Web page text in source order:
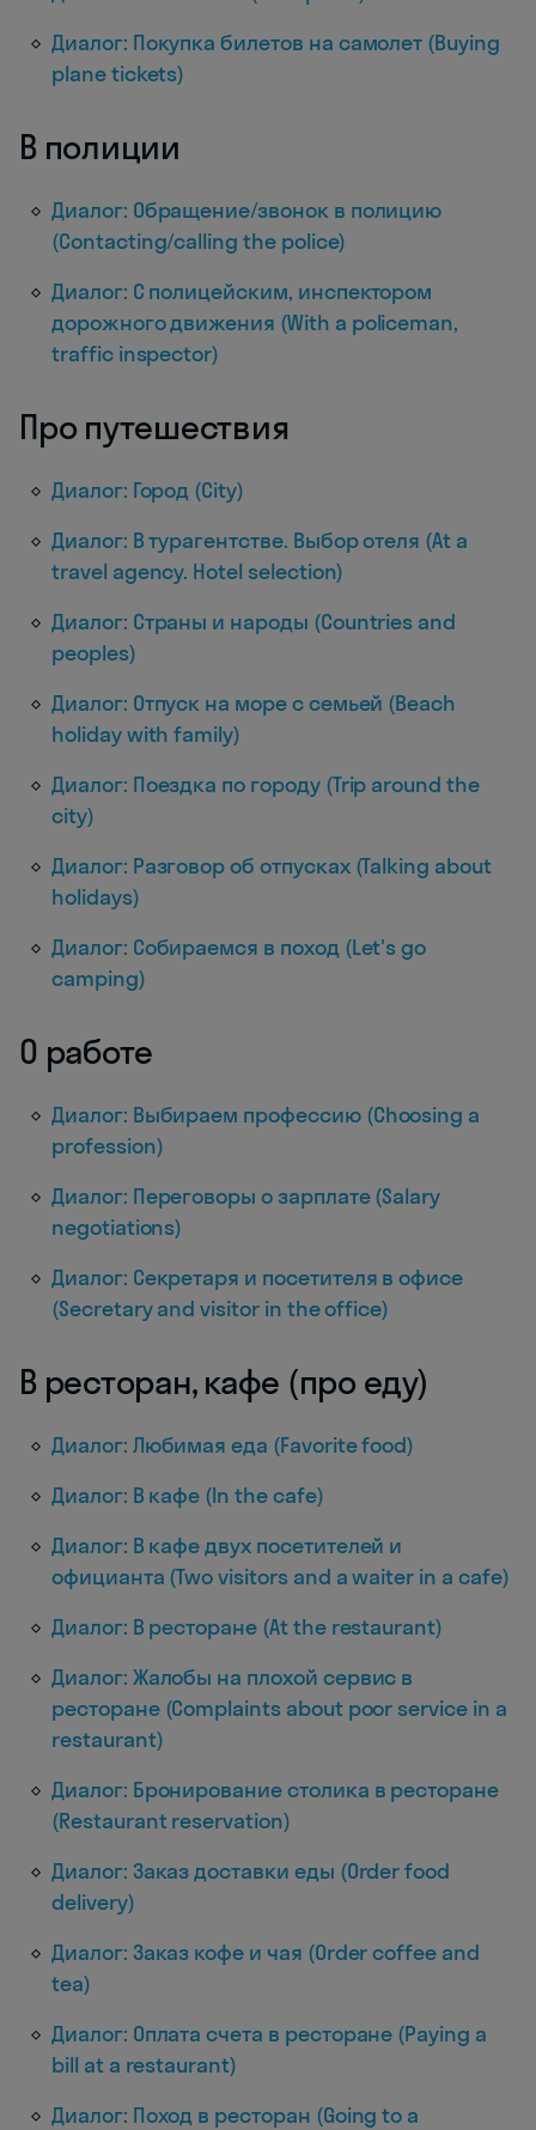
Диалог: Покупка билетов на самолет (Buying
plane tickets)
В полиции
Диалог: Обращение/звонок в полицию
(Contacting/calling the police)
Диалог: С полицейским, инспектором
дорожного движения (With a policeman,
traffic inspector)
Про путешествия
Диалог: Город (City)
Диалог: В турагентстве. Выбор отеля (At a
travel agency. Hotel selection)
Диалог: Страны и народы (Countries and
peoples)
Диалог: Отпуск на море с семьей (Beach
holiday with family)
Диалог: Поездка по городу (Trip around the
city)
Диалог: Разговор об отпусках (Talking about
holidays)
Диалог: Собираемся в поход (Let's go
camping)
О работе
Диалог: Выбираем профессию (Choosing a
profession)
Диалог: Переговоры о зарплате (Salary
negotiations)
Диалог: Секретаря и посетителя в офисе
(Secretary and visitor in the office)
В ресторан, кафе (про еду)
Диалог: Любимая еда (Favorite food)
Диалог: В кафе (In the cafe)
Диалог: В кафе двух посетителей и
официанта (Two visitors and a waiter in a cafe)
Диалог: В ресторане (At the restaurant)
Диалог: Жалобы на плохой сервис в
ресторане (Complaints about poor service in a
restaurant)
Диалог: Бронирование столика в ресторане
(Restaurant reservation)
Диалог: Заказ доставки еды (Order food
delivery)
Диалог: Заказ кофе и чая (Order coffee and
tea)
Диалог: Оплата счета в ресторане (Paying a
bill at a restaurant)
Диалог: Поход в ресторан (Going to a